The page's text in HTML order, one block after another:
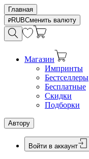
Главная
RUBСменить валюту
Магазин
Импринты
Бестселлеры
Бесплатные
Скидки
Подборки
Автору
Войти в аккаунт